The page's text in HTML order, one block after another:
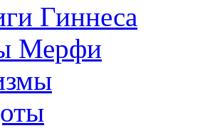
Гиннеса
Мерфи